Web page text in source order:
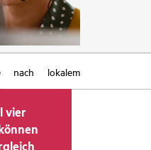
nach lokalem
vier